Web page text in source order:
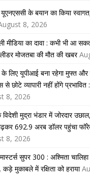
के बयान का किया
8, 2026
मीडिया का दावा : कभी भी आ
मोजतबा की मौत की खबर
के लिए यूपीआई बना रहेगा मुफ्त
से छोटे व्यापारी नहीं होंगे
8, 2026
मुद्रा भंडार में जोरदार
692.9 अरब डॉलर पहुंचा
8, 2026
मास्टर्स सुपर 300 : अश्मिता
मुकाबले में रक्षिता को हराया